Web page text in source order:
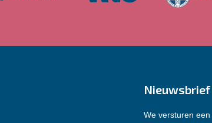
We versturen